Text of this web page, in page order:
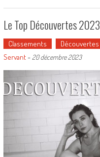
Le Top Découvertes 2023
Classements Découvertes
Servant- 20 décembre 2023